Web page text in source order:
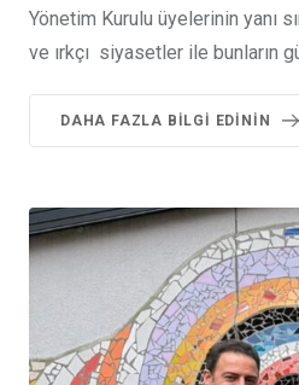
Yönetim Kurulu üyelerinin yanı
ve ırkçı siyasetler ile bunların
DAHA FAZLA BILGI EDININ